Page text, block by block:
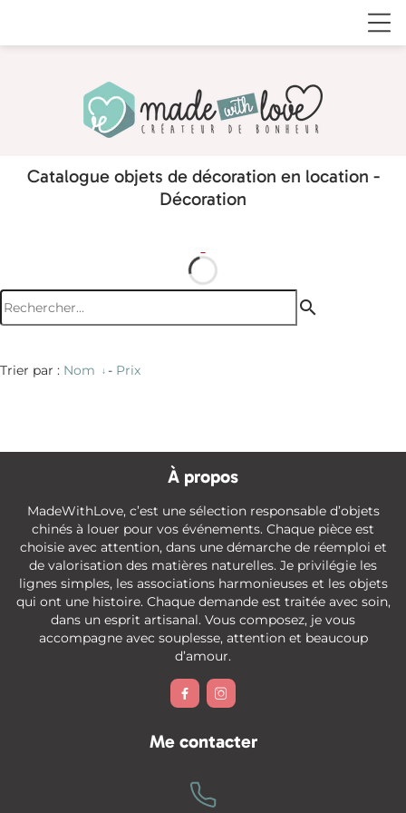
Catalogue objets de décoration en location -
Décoration
search
Trier par : Nom - Prix
À propos
MadeWithLove, c’est une sélection responsable d’objets
chinés à louer pour vos événements. Chaque pièce est
choisie avec attention, dans une démarche de réemploi et
de valorisation des matières naturelles. Je privilégie les
lignes simples, les associations harmonieuses et les objets
qui ont une histoire. Chaque demande est traitée avec soin,
dans un esprit artisanal. Vous composez, je vous
accompagne avec souplesse, attention et beaucoup
d’amour.
 
Me contacter